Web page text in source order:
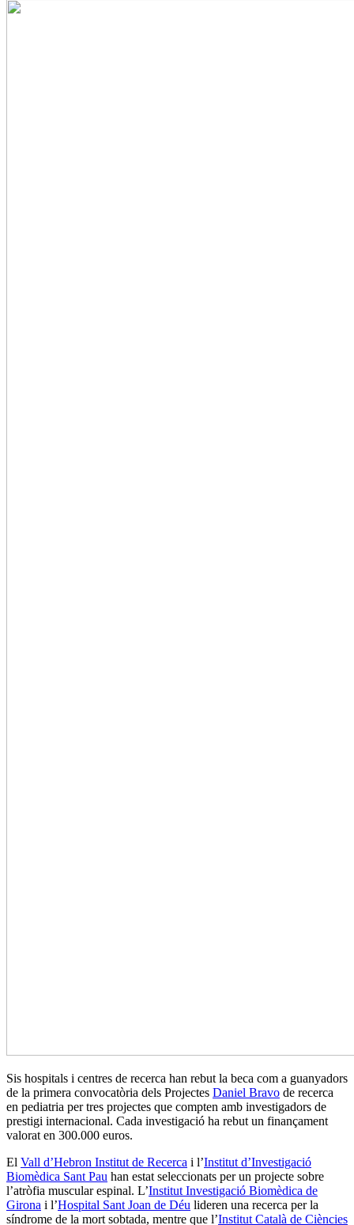
Sis hospitals i centres de recerca han rebut la beca com a guanyadors
de la primera convocatòria dels Projectes Daniel Bravo de recerca
en pediatria per tres projectes que compten amb investigadors de
prestigi internacional. Cada investigació ha rebut un finançament
valorat en 300.000 euros.
El Vall d’Hebron Institut de Recerca i l’Institut d’Investigació
Biomèdica Sant Pau han estat seleccionats per un projecte sobre
l’atròfia muscular espinal. L’Institut Investigació Biomèdica de
Girona i l’Hospital Sant Joan de Déu lideren una recerca per la
síndrome de la mort sobtada, mentre que l’Institut Català de Ciències